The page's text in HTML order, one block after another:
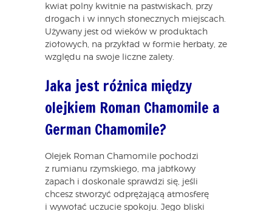
kwiat polny kwitnie na pastwiskach, przy
drogach i w innych słonecznych miejscach.
Używany jest od wieków w produktach
ziołowych, na przykład w formie herbaty, ze
względu na swoje liczne zalety.
Jaka jest różnica między
olejkiem Roman Chamomile a
German Chamomile?
Olejek Roman Chamomile pochodzi
z rumianu rzymskiego, ma jabłkowy
zapach i doskonale sprawdzi się, jeśli
chcesz stworzyć odprężającą atmosferę
i wywołać uczucie spokoju. Jego bliski